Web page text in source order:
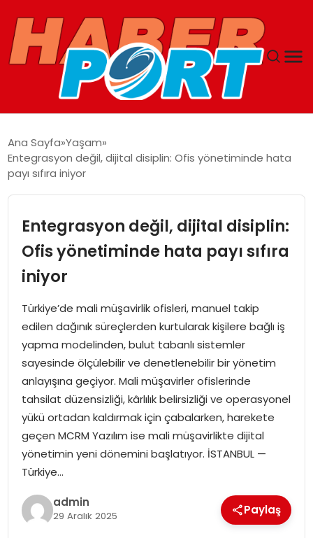
GUNCEL
SPOR
MAGAZIN
SPOR
EĞITIM
OTOMOBIL
TEKNOLOJI
EKONOMI
Ana Sayfa Yaşam
Entegrasyon değil, dijital disiplin: Ofis yönetiminde hata
payı sıfıra iniyor
Entegrasyon değil, dijital disiplin:
Ofis yönetiminde hata payı sıfıra
iniyor
Türkiye’de mali müşavirlik ofisleri, manuel takip
edilen dağınık süreçlerden kurtularak kişilere bağlı iş
yapma modelinden, bulut tabanlı sistemler
sayesinde ölçülebilir ve denetlenebilir bir yönetim
anlayışına geçiyor. Mali müşavirler ofislerinde
tahsilat düzensizliği, kârlılık belirsizliği ve operasyonel
yükü ortadan kaldırmak için çabalarken, harekete
geçen MCRM Yazılım ise mali müşavirlikte dijital
yönetimin yeni dönemini başlatıyor. İSTANBUL —
Türkiye…
admin
29 Aralık 2025 Paylaş